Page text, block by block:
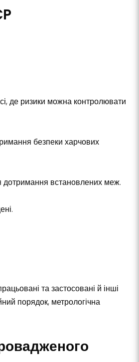
де ризики можна контролювати
безпеки харчових
дотримання встановлених меж.
та застосовані й інші
порядок, метрологічна